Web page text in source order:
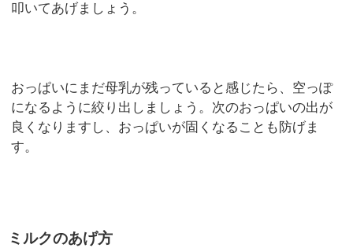
叩いてあげましょう。
おっぱいにまだ母乳が残っていると感じたら、空っぽ
になるように絞り出しましょう。次のおっぱいの出が
良くなりますし、おっぱいが固くなることも防げま
す。
ミルクのあげ方